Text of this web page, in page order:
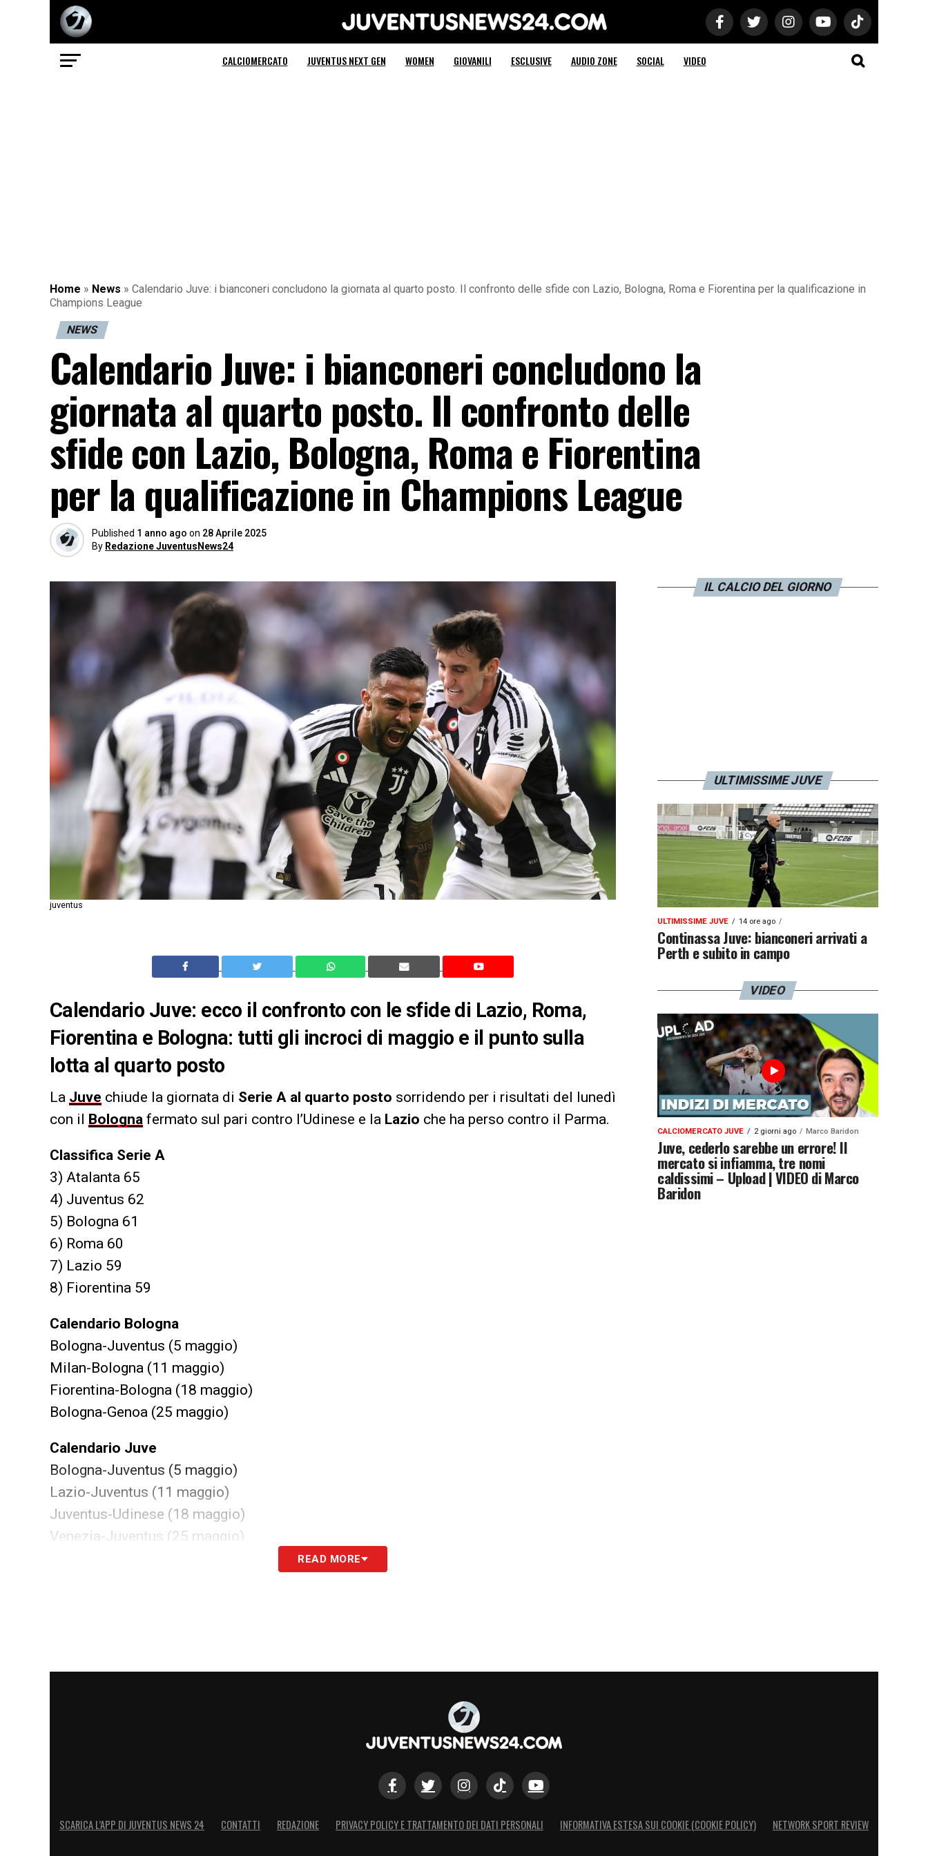
Juventus News 24
CALCIOMERCATO JUVENTUS NEXT GEN WOMEN GIOVANILI ESCLUSIVE AUDIO ZONE SOCIAL VIDEO
Home » News » Calendario Juve: i bianconeri concludono la giornata al quarto posto. Il confronto delle sfide con Lazio, Bologna, Roma e Fiorentina per la qualificazione in
Champions League
NEWS
Calendario Juve: i bianconeri concludono la
giornata al quarto posto. Il confronto delle
sfide con Lazio, Bologna, Roma e Fiorentina
per la qualificazione in Champions League
Published 1 anno ago on 28 Aprile 2025
By Redazione JuventusNews24
juventus
Calendario Juve: ecco il confronto con le sfide di Lazio, Roma,
Fiorentina e Bologna: tutti gli incroci di maggio e il punto sulla
lotta al quarto posto
La Juve chiude la giornata di Serie A al quarto posto sorridendo per i risultati del lunedì
con il Bologna fermato sul pari contro l’Udinese e la Lazio che ha perso contro il Parma.
Classifica Serie A
3) Atalanta 65
4) Juventus 62
5) Bologna 61
6) Roma 60
7) Lazio 59
8) Fiorentina 59
Calendario Bologna
Bologna-Juventus (5 maggio)
Milan-Bologna (11 maggio)
Fiorentina-Bologna (18 maggio)
Bologna-Genoa (25 maggio)
Calendario Juve
Bologna-Juventus (5 maggio)
Lazio-Juventus (11 maggio)
Juventus-Udinese (18 maggio)
Venezia-Juventus (25 maggio)
READ MORE
IL CALCIO DEL GIORNO
ULTIMISSIME JUVE
ULTIMISSIME JUVE 14 ore ago
Continassa Juve: bianconeri arrivati a
Perth e subito in campo
VIDEO
CALCIOMERCATO JUVE 2 giorni ago Marco Baridon
Juve, cederlo sarebbe un errore! Il
mercato si infiamma, tre nomi
caldissimi – Upload | VIDEO di Marco
Baridon
SCARICA L’APP DI JUVENTUS NEWS 24 CONTATTI REDAZIONE PRIVACY POLICY E TRATTAMENTO DEI DATI PERSONALI INFORMATIVA ESTESA SUI COOKIE (COOKIE POLICY) NETWORK SPORT REVIEW